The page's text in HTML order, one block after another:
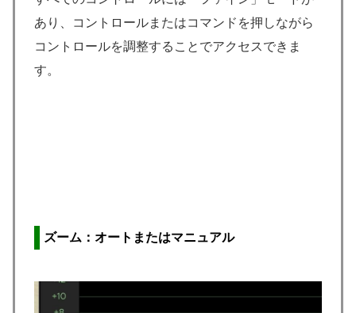
あり、コントロールまたはコマンドを押しながら
コントロールを調整することでアクセスできま
す。
ズーム：オートまたはマニュアル